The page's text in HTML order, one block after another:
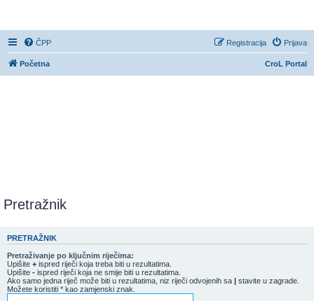
ČPP Prijava
Registracija
CroL Portal
Početna
Pretražnik
PRETRAŽNIK
Pretraživanje po ključnim riječima:
Upišite + ispred riječi koja treba biti u rezultatima.
Upišite - ispred riječi koja ne smije biti u rezultatima.
Ako samo jedna riječ može biti u rezultatima, niz riječi odvojenih sa | stavite u zagrade.
Možete koristiti * kao zamjenski znak.